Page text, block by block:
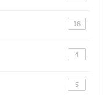
16
4
5